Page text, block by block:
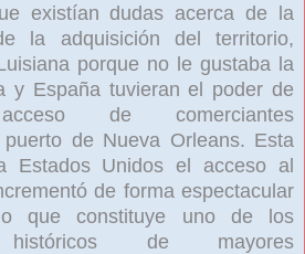
existían dudas acerca de la
la adquisición del territorio,
porque no le gustaba la
y España tuvieran el poder de
de comerciantes
de Nueva Orleans. Esta
Estados Unidos el acceso al
de forma espectacular
que constituye uno de los
históricos de mayores